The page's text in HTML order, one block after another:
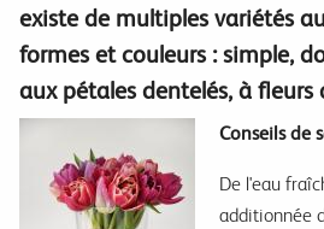
existe de multiples variétés
formes et couleurs : simple,
aux pétales dentelés, à fleurs
Conseils de
De l'eau
additionnée